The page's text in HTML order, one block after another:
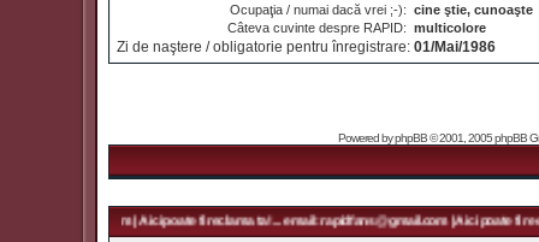
Ocupaţia / numai dacă vrei ;-): cine ştie, cunoaşte
Câteva cuvinte despre RAPID: multicolore
Zi de naştere / obligatorie pentru înregistrare: 01/Mai/1986
Powered byphpBB© 2001, 2005 phpBB
| Aici poate fi reclama ta! ... email: rapidfans@gmail.com | Aici poate fi